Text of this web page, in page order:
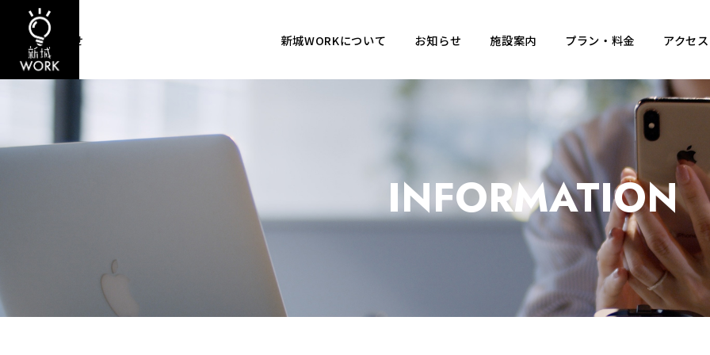
新城WORKについて お知らせ 施設案内 プラン・料金 アクセス
お問い合わせ
INFORMATION